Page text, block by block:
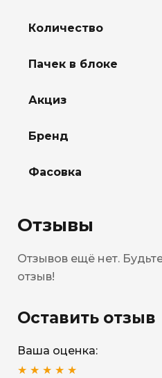
Количество
Пачек в блоке
Акциз
Бренд
Фасовка
Отзывы
Отзывов ещё нет.
отзыв!
Оставить отзыв
Ваша оценка:
★ ★ ★ ★ ★